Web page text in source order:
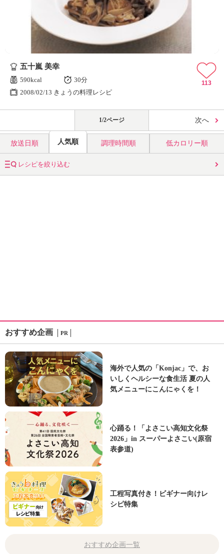
五十嵐 美幸
590kcal
30分
2008/02/13 きょうの料理レシピ
113
1/2ページ 次へ
放送日順 人気順 調理時間順 低カロリー順
レシピを絞り込む
おすすめ企画 PR
海外で人気の「Konjac」で、お
いしくヘルシーな食生活 夏の人
気メニューにこんにゃくを！
心踊る！「よさこい高知文化祭
2026」in スーパーよさこい(原宿
表参道)
工程写真付き！ビギナー向けレ
シピ特集
おすすめ企画一覧